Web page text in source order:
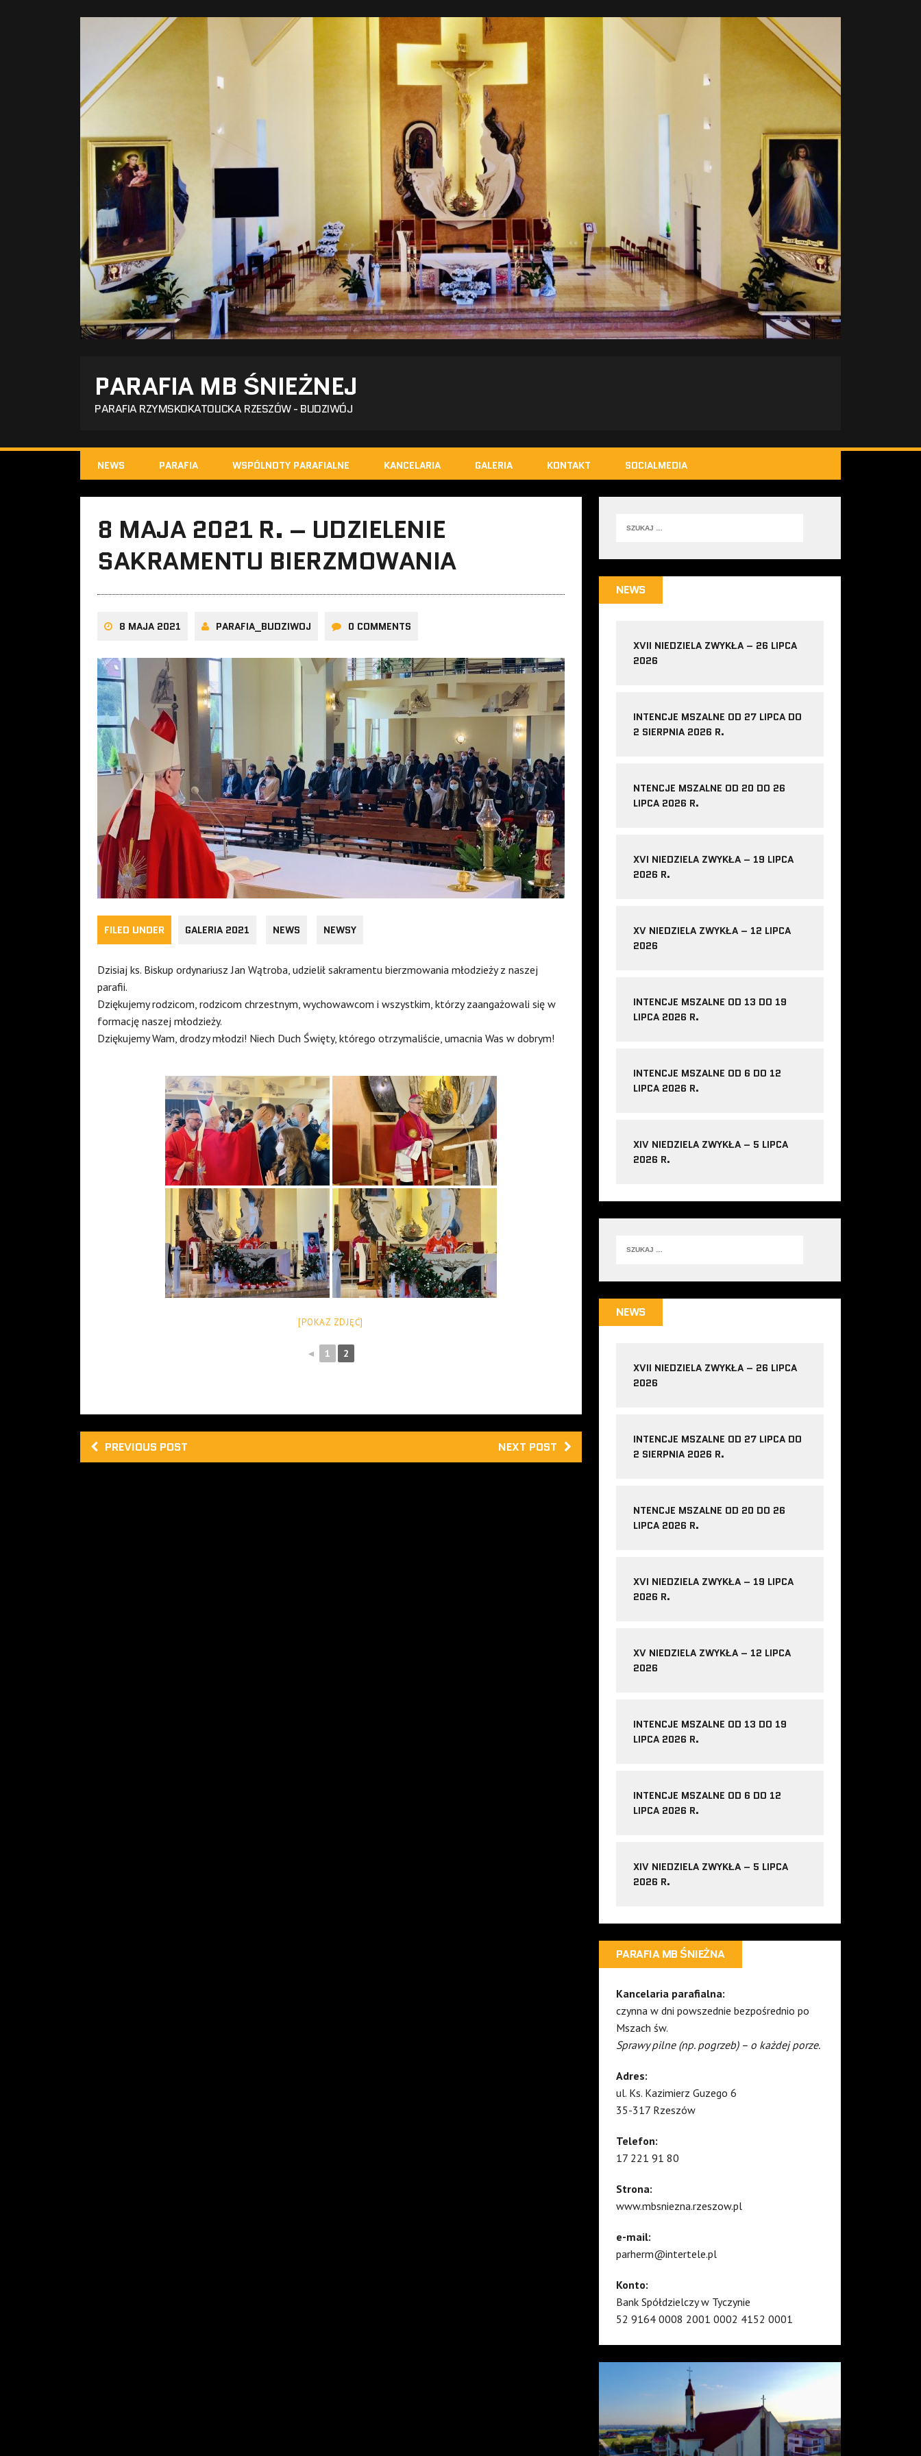
PARAFIA MB ŚNIEŻNEJ
PARAFIA RZYMSKOKATOLICKA RZESZÓW - BUDZIWÓJ
NEWS PARAFIA WSPÓLNOTY PARAFIALNE KANCELARIA GALERIA KONTAKT SOCIALMEDIA
8 MAJA 2021 R. – UDZIELENIE
SAKRAMENTU BIERZMOWANIA
8 MAJA 2021 PARAFIA_BUDZIWOJ 0 COMMENTS
FILED UNDER GALERIA 2021 NEWS NEWSY
Dzisiaj ks. Biskup ordynariusz Jan Wątroba, udzielił sakramentu bierzmowania młodzieży z naszej
parafii.
Dziękujemy rodzicom, rodzicom chrzestnym, wychowawcom i wszystkim, którzy zaangażowali się w
formację naszej młodzieży.
Dziękujemy Wam, drodzy młodzi! Niech Duch Święty, którego otrzymaliście, umacnia Was w dobrym!
[POKAZ ZDJĘĆ]
◄ 1 2
PREVIOUS POST NEXT POST
NEWS
XVII NIEDZIELA ZWYKŁA – 26 LIPCA
2026
INTENCJE MSZALNE OD 27 LIPCA DO
2 SIERPNIA 2026 R.
NTENCJE MSZALNE OD 20 DO 26
LIPCA 2026 R.
XVI NIEDZIELA ZWYKŁA – 19 LIPCA
2026 R.
XV NIEDZIELA ZWYKŁA – 12 LIPCA
2026
INTENCJE MSZALNE OD 13 DO 19
LIPCA 2026 R.
INTENCJE MSZALNE OD 6 DO 12
LIPCA 2026 R.
XIV NIEDZIELA ZWYKŁA – 5 LIPCA
2026 R.
NEWS
XVII NIEDZIELA ZWYKŁA – 26 LIPCA
2026
INTENCJE MSZALNE OD 27 LIPCA DO
2 SIERPNIA 2026 R.
NTENCJE MSZALNE OD 20 DO 26
LIPCA 2026 R.
XVI NIEDZIELA ZWYKŁA – 19 LIPCA
2026 R.
XV NIEDZIELA ZWYKŁA – 12 LIPCA
2026
INTENCJE MSZALNE OD 13 DO 19
LIPCA 2026 R.
INTENCJE MSZALNE OD 6 DO 12
LIPCA 2026 R.
XIV NIEDZIELA ZWYKŁA – 5 LIPCA
2026 R.
PARAFIA MB ŚNIEŻNA
Kancelaria parafialna:
czynna w dni powszednie bezpośrednio po
Mszach św.
Sprawy pilne (np. pogrzeb) – o każdej porze.
Adres:
ul. Ks. Kazimierz Guzego 6
35-317 Rzeszów
Telefon:
17 221 91 80
Strona:
www.mbsniezna.rzeszow.pl
e-mail:
parherm@intertele.pl
Konto:
Bank Spółdzielczy w Tyczynie
52 9164 0008 2001 0002 4152 0001